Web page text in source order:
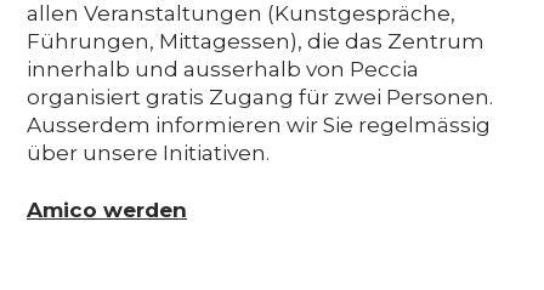
allen Veranstaltungen (Kunstgespräche,
Führungen, Mittagessen), die das Zentrum
innerhalb und ausserhalb von Peccia
organisiert gratis Zugang für zwei Personen.
Ausserdem informieren wir Sie regelmässig
über unsere Initiativen.
Amico werden